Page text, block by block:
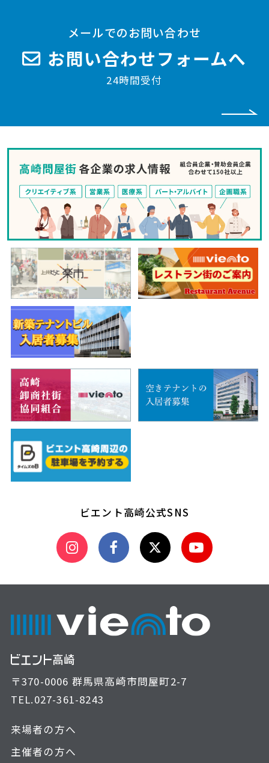
メールでのお問い合わせ
お問い合わせフォームへ
24時間受付
ビエント高崎公式SNS
〒370-0006 群馬県高崎市問屋町2-7
TEL.027-361-8243
来場者の方へ
主催者の方へ